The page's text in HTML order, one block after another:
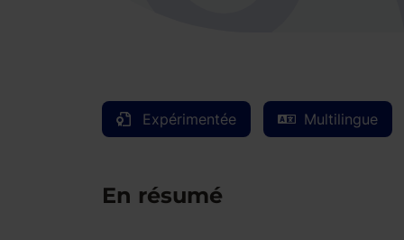
Expérimentée Multilingue
En résumé